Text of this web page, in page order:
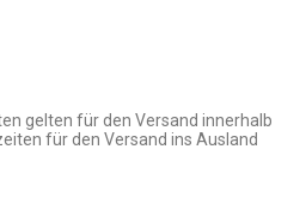
gelten für den Versand innerhalb
für den Versand ins Ausland